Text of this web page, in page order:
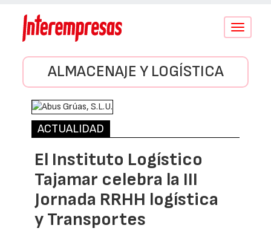
Conmutar
ALMACENAJE Y LOGÍSTICA
ACTUALIDAD
El Instituto Logístico
Tajamar celebra la III
Jornada RRHH logística
y Transportes